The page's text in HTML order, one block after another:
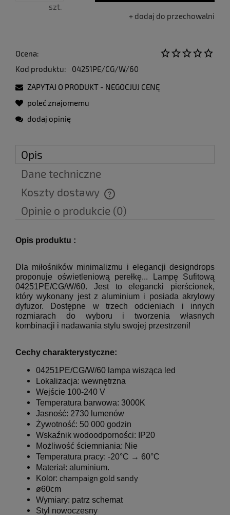
szt.
dodaj do przechowalni
Ocena:
Kod produktu:
04251PE/CG/W/60
ZAPYTAJ O PRODUKT - NEGOCJUJ CENĘ
poleć znajomemu
dodaj opinię
Opis
Dane techniczne
Koszty dostawy
Cena nie zawiera ewentualnych kosztów płatności
Opinie o produkcie (0)
Opis produktu :
Dla miłośników minimalizmu i elegancji designdrops
proponuje oświetleniową perełkę... Lampę Sufitową
04251PE/CG/W/60. Jest to elegancki pierścionek,
który wykonany jest z aluminium i posiada akrylowy
dyfuzor. Dostępne w trzech odcieniach i innych
rozmiarach do wyboru i tworzenia własnych
kombinacji i nadawania stylu swojej przestrzeni!
Cechy charakterystyczne:
04251PE/CG/W/60 lampa wisząca led
Lokalizacja: wewnętrzna
Wejście 100-240 V
Temperatura barwowa: 3000K
Jasność: 2730 lumenów
Żywotność: 50 000 godzin
Wskaźnik wodoodporności: IP20
Możliwość ściemniania: Nie
Temperatura pracy: -20°C → 60°C
Materiał: aluminium.
Kolor: champaign gold sandy
ø60cm
Wymiary: patrz schemat
Styl nowoczesny